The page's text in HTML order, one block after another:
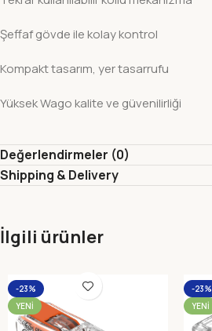
Şeffaf gövde ile kolay kontrol
Kompakt tasarım, yer tasarrufu
Yüksek Wago kalite ve güvenilirliği
Değerlendirmeler (0)
Shipping & Delivery
İlgili ürünler
-23%
YENI
-23%
YENI